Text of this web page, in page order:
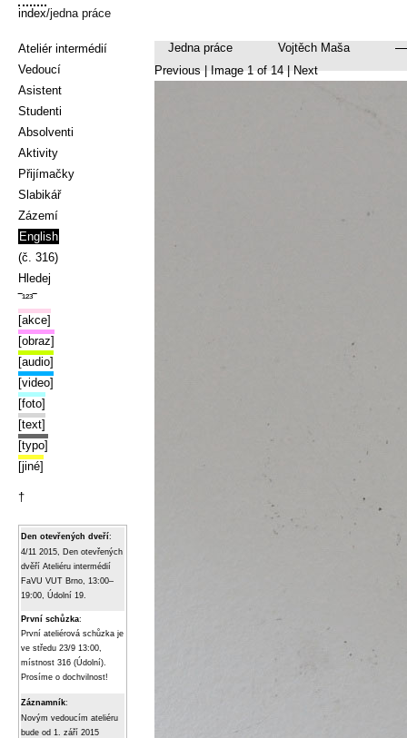
index/jedna práce
Ateliér intermédií
Vedoucí
Asistent
Studenti
Absolventi
Aktivity
Přijímačky
Slabikář
Zázemí
English
(č. 316)
Hledej
‾¹²³‾
[akce]
[obraz]
[audio]
[video]
[foto]
[text]
[typo]
[jiné]
†
Den otevřených dveří:
4/11 2015, Den otevřených
dvěří Ateliéru intermédií
FaVU VUT Brno, 13:00–
19:00, Údolní 19.
První schůzka:
První ateliérová schůzka je
ve středu 23/9 13:00,
místnost 316 (Údolní).
Prosíme o dochvilnost!
Záznamník:
Novým vedoucím ateliéru
bude od 1. září 2015
Jedna práce
Vojtěch Maša
Previous| Image1of14|Next